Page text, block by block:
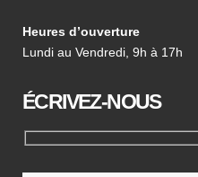
Heures d’ouverture
Lundi au Vendredi, 9h à 17h
ÉCRIVEZ-NOUS